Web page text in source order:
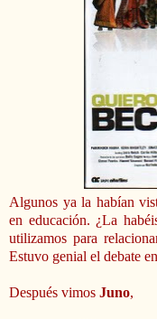
Algunos ya la habían
en educación. ¿La
utilizamos para
Estuvo genial el debate
Después vimos Juno,